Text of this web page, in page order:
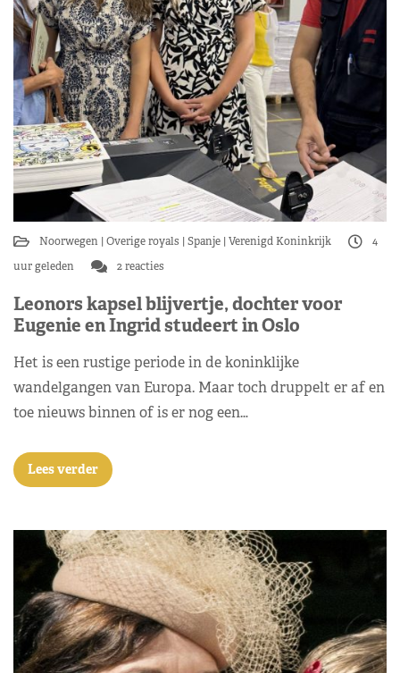
Noorwegen Overige royals Spanje Verenigd Koninkrijk
4
uur geleden
2 reacties
Leonors kapsel blijvertje, dochter voor
Eugenie en Ingrid studeert in Oslo
Het is een rustige periode in de koninklijke
wandelgangen van Europa. Maar toch druppelt er af en
toe nieuws binnen of is er nog een…
Lees verder